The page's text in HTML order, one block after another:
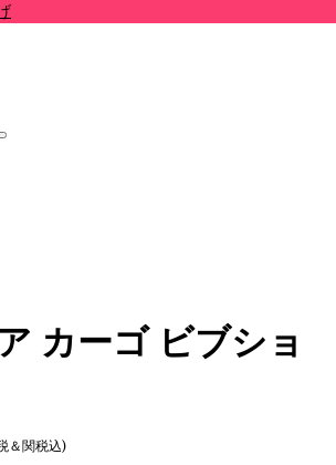
カーゴ ビブショ
＆関税込)